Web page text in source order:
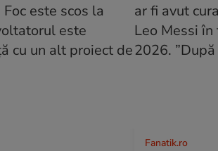
Fanatik.ro